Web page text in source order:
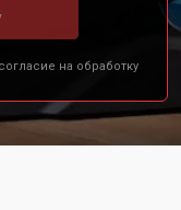
на обработку